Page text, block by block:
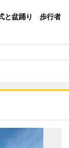
と盆踊り 歩行者